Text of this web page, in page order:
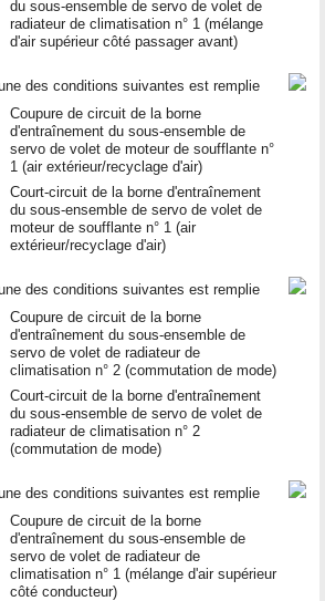
du sous-ensemble de servo de volet de
radiateur de climatisation n° 1 (mélange
d'air supérieur côté passager avant)
des conditions suivantes est remplie
Coupure de circuit de la borne
d'entraînement du sous-ensemble de
servo de volet de moteur de soufflante n°
1 (air extérieur/recyclage d'air)
Court-circuit de la borne d'entraînement
du sous-ensemble de servo de volet de
moteur de soufflante n° 1 (air
extérieur/recyclage d'air)
des conditions suivantes est remplie
Coupure de circuit de la borne
d'entraînement du sous-ensemble de
servo de volet de radiateur de
climatisation n° 2 (commutation de mode)
Court-circuit de la borne d'entraînement
du sous-ensemble de servo de volet de
radiateur de climatisation n° 2
(commutation de mode)
des conditions suivantes est remplie
Coupure de circuit de la borne
d'entraînement du sous-ensemble de
servo de volet de radiateur de
climatisation n° 1 (mélange d'air supérieur
côté conducteur)